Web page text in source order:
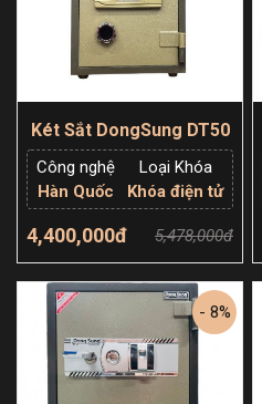
Két Sắt DongSung DT50
Công nghệ
Hàn Quốc
Loại Khóa
Khóa điện tử
4,400,000đ 5,478,000đ
Thêm giỏ hàng
- 8%